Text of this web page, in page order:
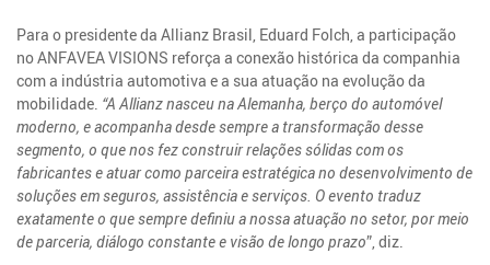
Para o presidente da Allianz Brasil, Eduard Folch, a participação
no ANFAVEA VISIONS reforça a conexão histórica da companhia
com a indústria automotiva e a sua atuação na evolução da
mobilidade. “A Allianz nasceu na Alemanha, berço do automóvel
moderno, e acompanha desde sempre a transformação desse
segmento, o que nos fez construir relações sólidas com os
fabricantes e atuar como parceira estratégica no desenvolvimento de
soluções em seguros, assistência e serviços. O evento traduz
exatamente o que sempre definiu a nossa atuação no setor, por meio
de parceria, diálogo constante e visão de longo prazo”, diz.